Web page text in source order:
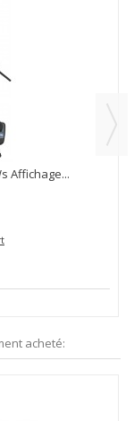
Affichage...
acheté: